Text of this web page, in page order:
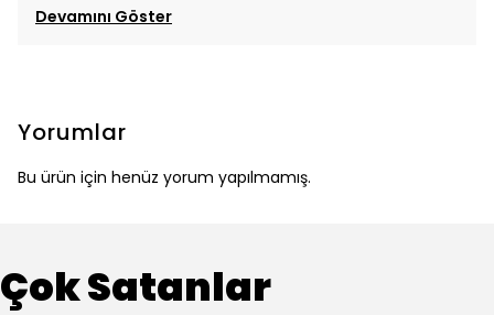
Devamını Göster
Yorumlar
Bu ürün için henüz yorum yapılmamış.
Çok Satanlar